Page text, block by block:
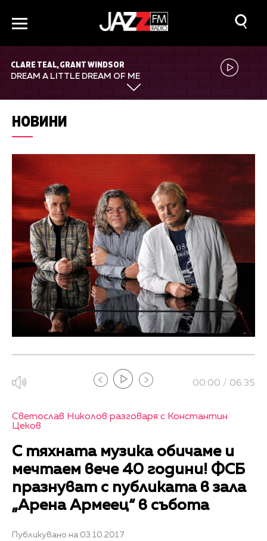
CLARE TEAL, GRANT WINDSOR
DREAM A LITTLE DREAM OF ME
НОВИНИ
00:00 / 06:35
Светослав Николов разговаря с Константин
Цеков
С тяхната музика обичаме и
мечтаем вече 40 години! ФСБ
празнуват с публиката в зала
„Арена Армеец“ в събота
Публикувано на 03.10.2017